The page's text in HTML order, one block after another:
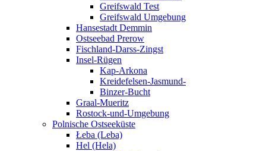
Greifswald Test
Greifswald Umgebung
Hansestadt Demmin
Ostseebad Prerow
Fischland-Darss-Zingst
Insel-Rügen
Kap-Arkona
Kreidefelsen-Jasmund-
Binzer-Bucht
Graal-Mueritz
Rostock-und-Umgebung
Polnische Ostseeküste
Łeba (Leba)
Hel (Hela)